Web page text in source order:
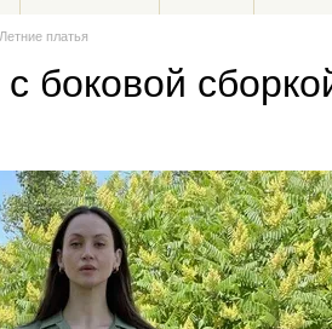
Летние платья
боковой